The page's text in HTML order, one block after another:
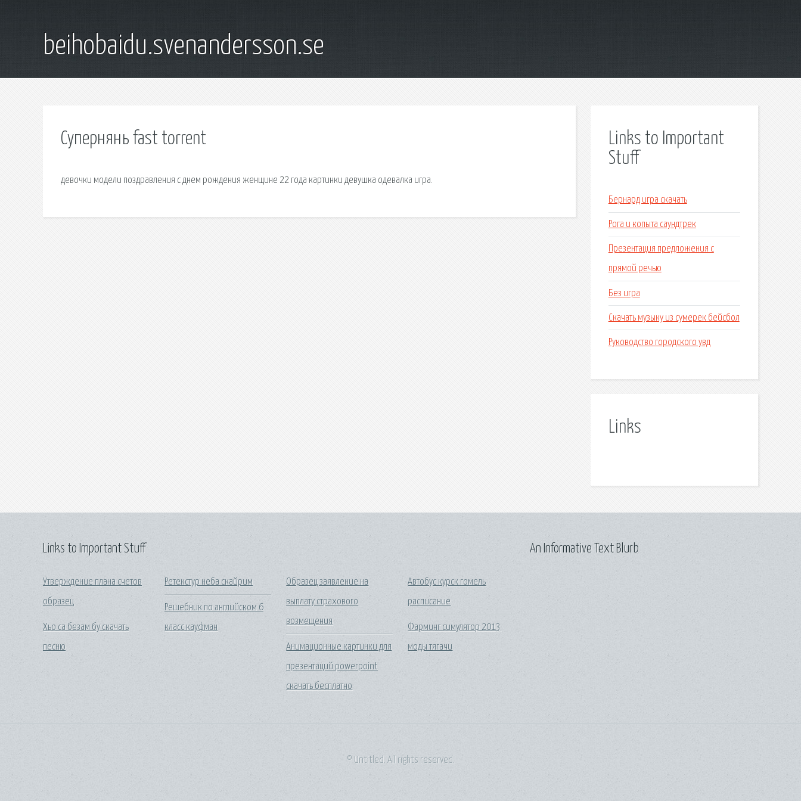
beihobaidu.svenandersson.se
Супернянь fast torrent
девочки модели поздравления с днем рождения женщине 22 года картинки девушка одевалка игра.
Links to Important
Stuff
Бернард игра скачать
Рога и копыта саундтрек
Презентация предложения с
прямой речью
Без игра
Скачать музыку из сумерек бейсбол
Руководство городского увд
Links
Links to Important Stuff
Утверждение плана счетов
образец
Хьо са безам бу скачать
песню
Ретекстур неба скайрим
Решебник по английском 6
класс кауфман
Образец заявление на
выплату страхового
возмещения
Анимационные картинки для
презентаций powerpoint
скачать бесплатно
Автобус курск гомель
расписание
Фарминг симулятор 2013
моды тягачи
An Informative Text Blurb
© Untitled. All rights reserved.